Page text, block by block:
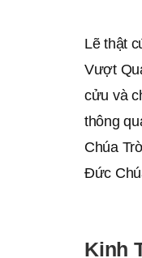
Lẽ thật
Vượt
cửu và
thông
Chúa
Đức
Kinh